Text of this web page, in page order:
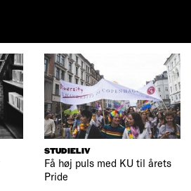
STUDIELIV
Få høj puls med KU til årets
Pride